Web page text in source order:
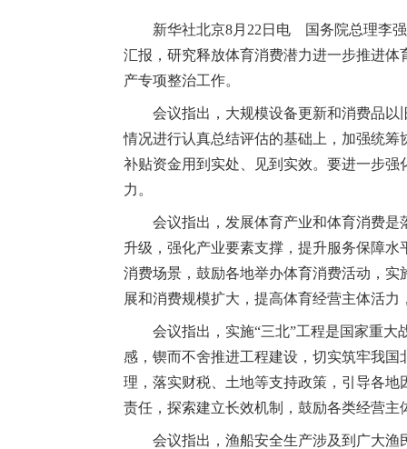
新华社北京8月22日电 国务院总理李
汇报，研究释放体育消费潜力进一步推进
产专项整治工作。
会议指出，大规模设备更新和消费品
情况进行认真总结评估的基础上，加强统
补贴资金用到实处、见到实效。要进一步
力。
会议指出，发展体育产业和体育消费
升级，强化产业要素支撑，提升服务保障
消费场景，鼓励各地举办体育消费活动，
展和消费规模扩大，提高体育经营主体活
会议指出，实施“三北”工程是国家重
感，锲而不舍推进工程建设，切实筑牢我
理，落实财税、土地等支持政策，引导各
责任，探索建立长效机制，鼓励各类经营
会议指出，渔船安全生产涉及到广大